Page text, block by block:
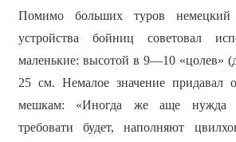
Помимо больших туров немецкий
устройства бойниц советовал
маленькие: высотой в 9—10 «цолев»
25 см. Немалое значение придавал
мешкам: «Иногда же аще нужда
требовати будет, наполняют